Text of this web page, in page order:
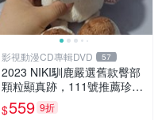
影視動漫CD專輯DVD 57
2023 NIKI馴鹿嚴選舊款臀部
顆粒顯真跡，111號推薦珍藏
品 馴鹿 舊款 尾巴顆粒
$559 9折